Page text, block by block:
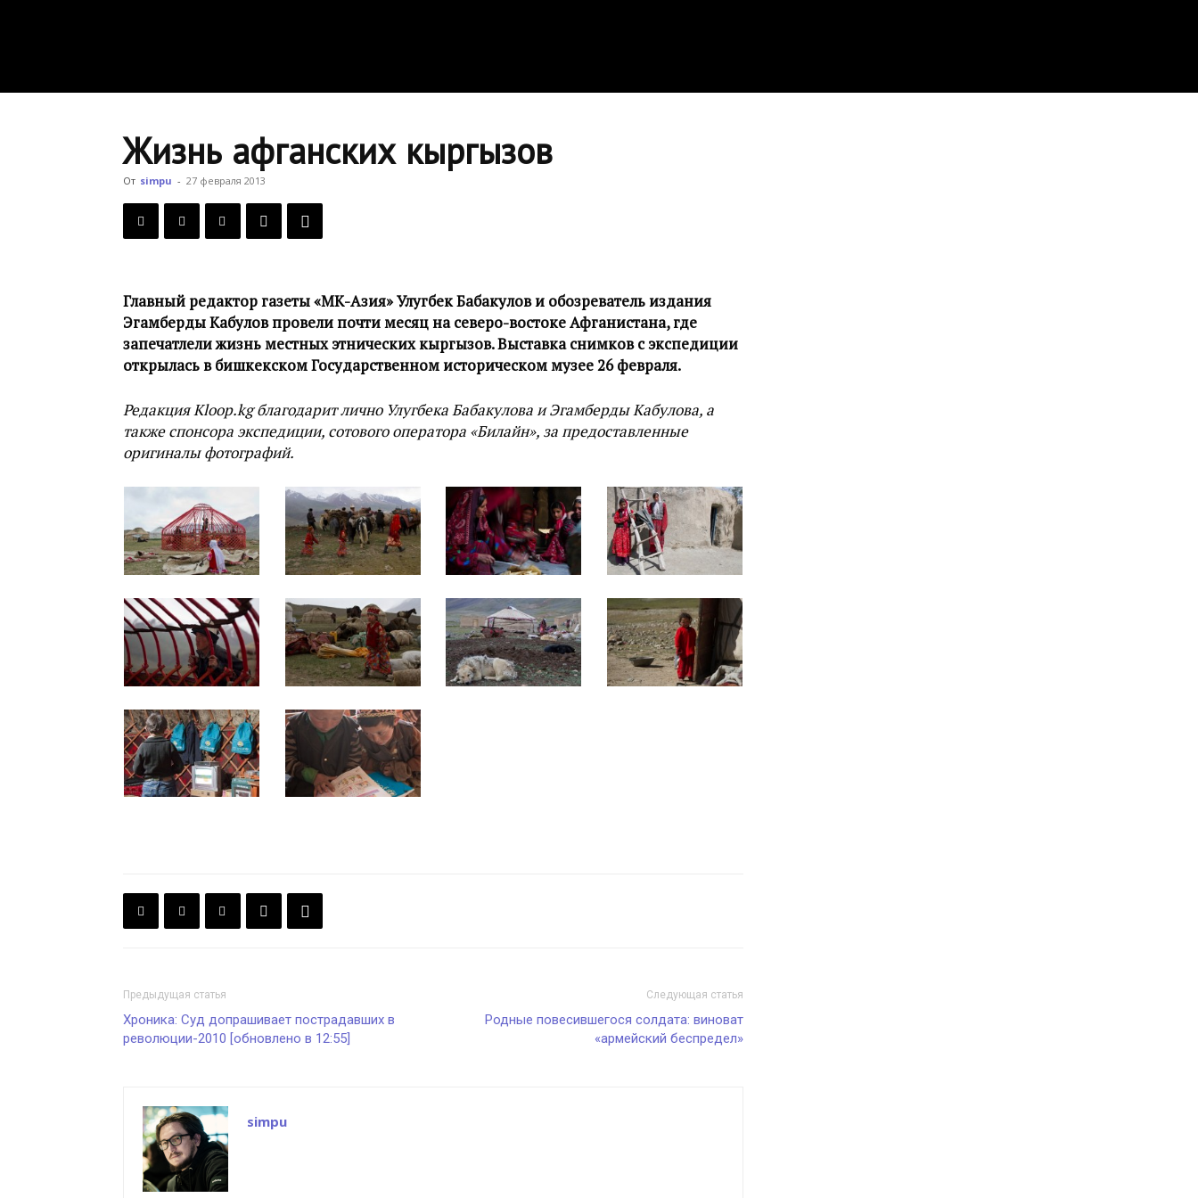
Жизнь афганских кыргызов
От simpu - 27 февраля 2013
Главный редактор газеты «МК-Азия» Улугбек Бабакулов и обозреватель издания
Эгамберды Кабулов провели почти месяц на северо-востоке Афганистана, где
запечатлели жизнь местных этнических кыргызов. Выставка снимков с экспедиции
открылась в бишкекском Государственном историческом музее 26 февраля.
Редакция Kloop.kg благодарит лично Улугбека Бабакулова и Эгамберды Кабулова, а
также спонсора экспедиции, сотового оператора «Билайн», за предоставленные
оригиналы фотографий.
Предыдущая статья
Хроника: Суд допрашивает пострадавших в
революции-2010 [обновлено в 12:55]
Следующая статья
Родные повесившегося солдата: виноват
«армейский беспредел»
simpu